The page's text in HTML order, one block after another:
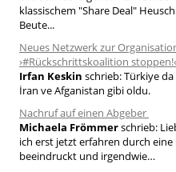
klassischem "Share Deal"
Beute...
Neues Netzwerk zur
›#Rückschrittskoalition stoppen!‹
Irfan Keskin schrieb:Türkiye
İran ve Afganistan gibi oldu.
Nachruf auf einen Abgeber
Michaela Frömmerschrieb:
ich erst jetzt erfahren durch
beeindruckt und irgendwie…